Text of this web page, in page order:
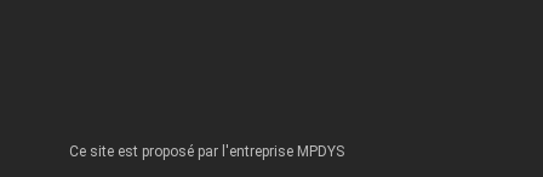
Ce site est proposé par l'entreprise MPDYS